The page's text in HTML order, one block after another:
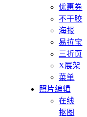
优惠券
不干胶
海报
易拉宝
三折页
X展架
菜单
照片编辑
在线
抠图